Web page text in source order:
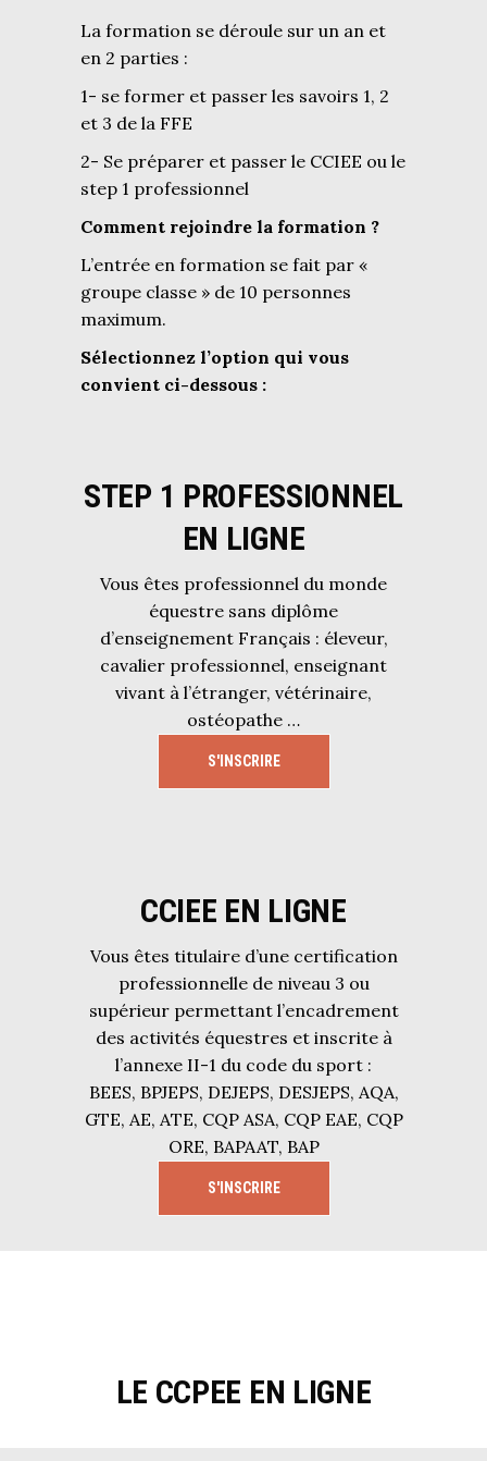
La formation se déroule sur un an et
en 2 parties :
1- se former et passer les savoirs 1, 2
et 3 de la FFE
2- Se préparer et passer le CCIEE ou le
step 1 professionnel
Comment rejoindre la formation ?
L’entrée en formation se fait par «
groupe classe » de 10 personnes
maximum.
Sélectionnez l’option qui vous
convient ci-dessous :
STEP 1 PROFESSIONNEL
EN LIGNE
Vous êtes professionnel du monde
équestre sans diplôme
d’enseignement Français : éleveur,
cavalier professionnel, enseignant
vivant à l’étranger, vétérinaire,
ostéopathe …
S'INSCRIRE
CCIEE EN LIGNE
Vous êtes titulaire d’une certification
professionnelle de niveau 3 ou
supérieur permettant l’encadrement
des activités équestres et inscrite à
l’annexe II-1 du code du sport :
BEES, BPJEPS, DEJEPS, DESJEPS, AQA,
GTE, AE, ATE, CQP ASA, CQP EAE, CQP
ORE, BAPAAT, BAP
S'INSCRIRE
LE CCPEE EN LIGNE